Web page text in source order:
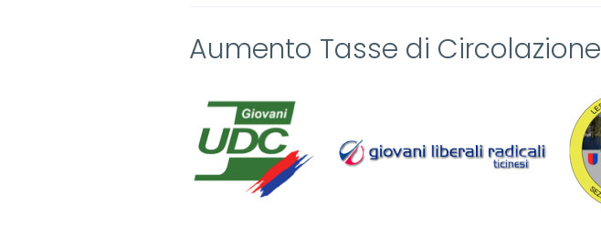
Aumento Tasse di Circolazione